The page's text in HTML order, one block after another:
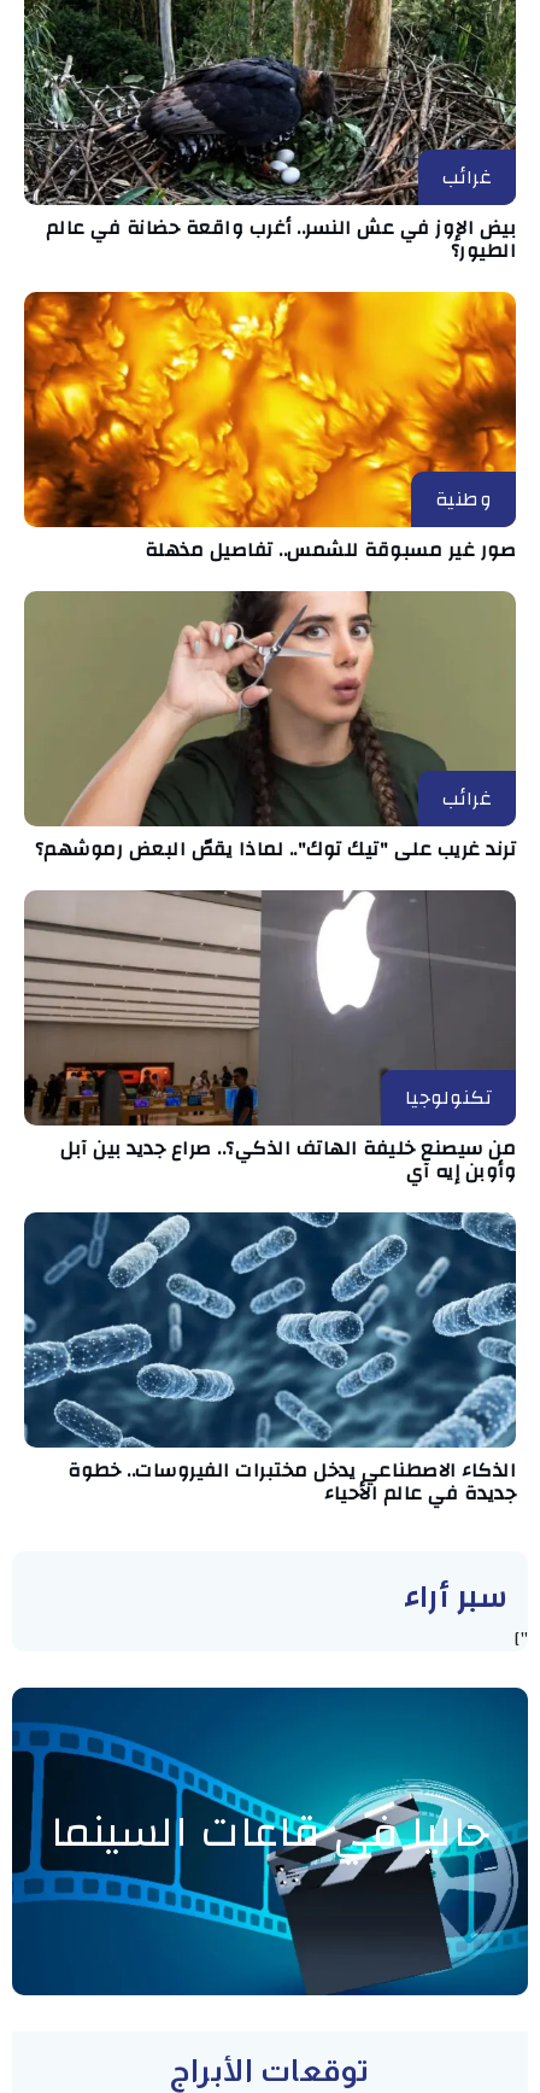
غرائب
بيض الإوز في عش النسر.. أغرب واقعة حضانة في عالم
الطيور؟
وطنية
صور غير مسبوقة للشمس.. تفاصيل مذهلة
غرائب
ترند غريب على "تيك توك".. لماذا يقصّ البعض رموشهم؟
تكنولوجيا
من سيصنع خليفة الهاتف الذكي؟.. صراع جديد بين آبل
وأوبن إيه آي
الذكاء الاصطناعي يدخل مختبرات الفيروسات.. خطوة
جديدة في عالم الأحياء
سبر أراء
"]
حاليا في قاعات السينما
توقعات الأبراج